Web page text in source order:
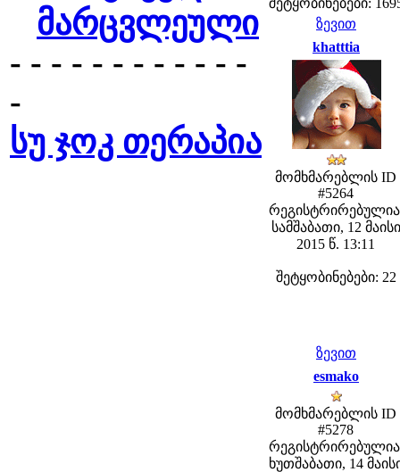
მარცვლეული
- - - - - - - - - - - -
-
სუ ჯოკ თერაპია
შეტყობინებები:
ზევით
khatttia
მომხმარებლის ID
#5264
სამშაბათი, 12 მაისი
2015 წ. 13:11
შეტყობინებები: 22
ზევით
esmako
მომხმარებლის ID
#5278
ხუთშაბათი, 14